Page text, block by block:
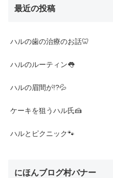
最近の投稿
ハルの歯の治療のお話🦷
ハルのルーティン👅
ハルの眉間が!?💦
ケーキを狙うハル氏🍰
ハルとピクニック🐾
にほんブログ村バナー